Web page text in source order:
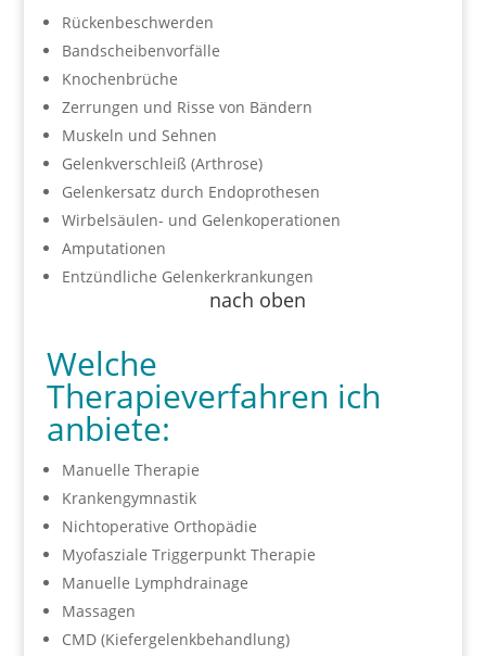
Rückenbeschwerden
Bandscheibenvorfälle
Knochenbrüche
Zerrungen und Risse von Bändern
Muskeln und Sehnen
Gelenkverschleiß (Arthrose)
Gelenkersatz durch Endoprothesen
Wirbelsäulen- und Gelenkoperationen
Amputationen
Entzündliche Gelenkerkrankungen
nach oben
Welche
Therapieverfahren ich
anbiete:
Manuelle Therapie
Krankengymnastik
Nichtoperative Orthopädie
Myofasziale Triggerpunkt Therapie
Manuelle Lymphdrainage
Massagen
CMD (Kiefergelenkbehandlung)